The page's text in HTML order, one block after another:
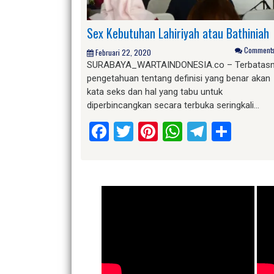
Sex Kebutuhan Lahiriyah atau Bathiniah
Februari 22, 2020
SURABAYA_WARTAINDONESIA.co –
pengetahuan tentang definisi yang benar akan
kata seks dan hal yang tabu untuk
diperbincangkan secara terbuka seringkali…
Facebook
Twitter
Pinterest
WhatsApp
Telegram